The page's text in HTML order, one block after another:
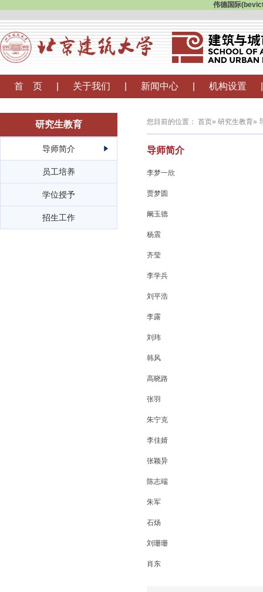
伟德国际
首 页 关于我们 新闻中心 机构设置
研究生教育
导师简介
员工培养
学位授予
招生工作
您目前的位置： 首页» 研究生教育»
导师简介
李梦一欣
贾梦圆
阚玉德
杨震
齐莹
李学兵
刘平浩
李露
刘玮
韩风
高晓路
张羽
朱宁克
李佳婧
张颖异
陈志端
朱军
石炀
刘珊珊
肖东